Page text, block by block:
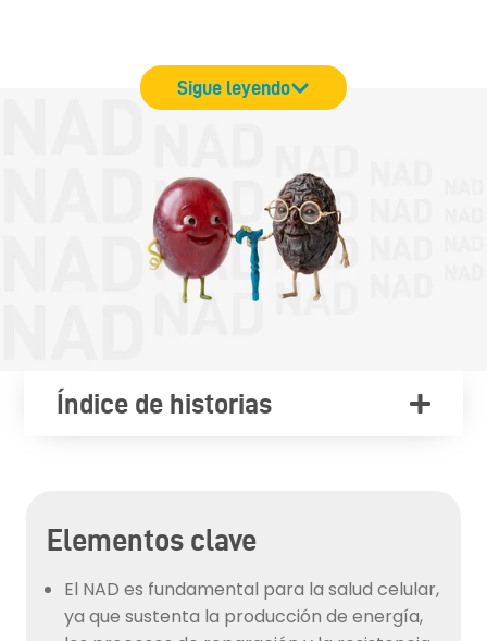
Sigue leyendo
Índice de historias
Elementos clave
El NAD es fundamental para la salud celular,
ya que sustenta la producción de energía,